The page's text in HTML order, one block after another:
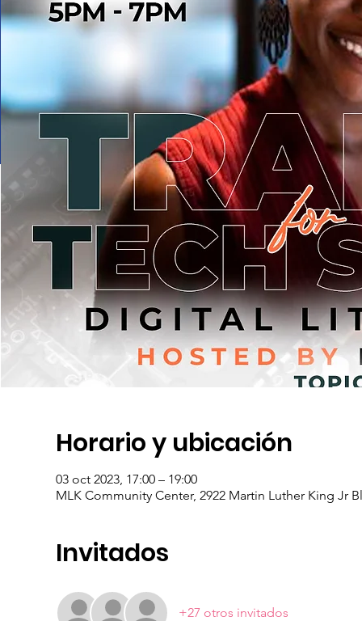
Horario y ubicación
03 oct 2023, 17:00 – 19:00
MLK Community Center, 2922 Martin Luther King Jr
Invitados
+27 otros invitados